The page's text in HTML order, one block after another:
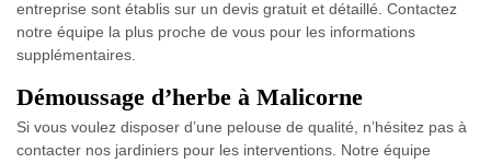
entreprise sont établis sur un devis gratuit et détaillé. Contactez
notre équipe la plus proche de vous pour les informations
supplémentaires.
Démoussage d’herbe à Malicorne
Si vous voulez disposer d’une pelouse de qualité, n’hésitez pas à
contacter nos jardiniers pour les interventions. Notre équipe